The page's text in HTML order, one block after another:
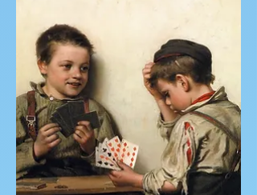
tren de aterrizaje crujiendo antes de
plegarse. Dentro del largo tubo,
aparentemente seguro, cientos de almas se
preparan para cruzar tierras y océanos
lejanos. Algunos simplemente responden a
la llamada del hogar. Su nariz se eleva cada
vez más, cortando el aire y el viento hasta
convertirse en un punto de luz parpadeante
para los atónitos habitantes d